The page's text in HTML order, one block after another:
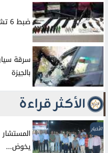
ضبط 6 تشكيلات عصابية في حملة أمنية
سرقة
بالجيزة
الأكثر قراءة
الأخبار
يخوض...